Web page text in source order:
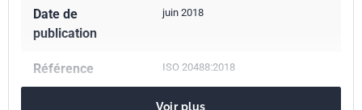
Date de
publication
juin 2018
Référence ISO 20488:2018
Voir plus